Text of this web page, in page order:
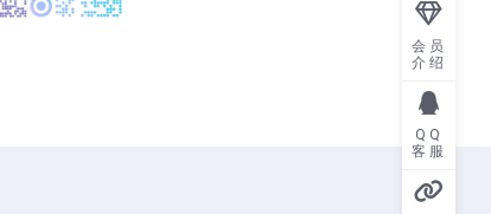
会员
介绍
QQ
客服